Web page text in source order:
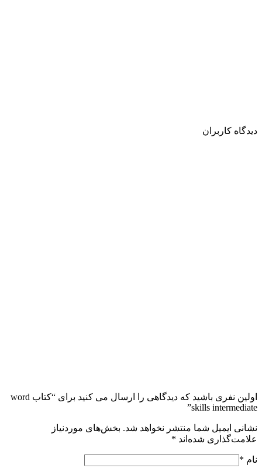
دیدگاه کاربران
اولین نفری باشید که دیدگاهی را ارسال می کنید برای “کتاب word
skills intermediate”
نشانی ایمیل شما منتشر نخواهد شد. بخش‌های موردنیاز
علامت‌گذاری شده‌اند *
نام *